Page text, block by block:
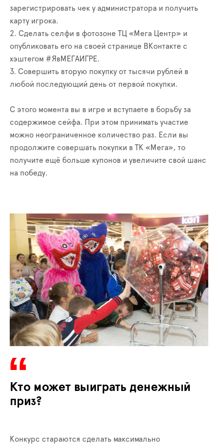
зарегистрировать чек у администратора и получить
карту игрока.
2. Сделать селфи в фотозоне ТЦ «Мега Центр» и
опубликовать его на своей странице ВКонтакте с
хэштегом #ЯвМЕГАИГРЕ.
3. Совершить вторую покупку от тысячи рублей в
любой последующий день от первой покупки.
С этого момента вы в игре и вступаете в борьбу за
содержимое сейфа. При этом принимать участие
можно неограниченное количество раз. Если вы
продолжите совершать покупки в ТК «Мега», то
получите ещё больше купонов и увеличите свой шанс
на победу.
Кто может выиграть денежный
приз?
Конкурс стараются сделать максимально